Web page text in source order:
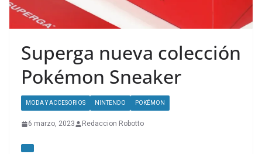
Superga nueva colección
Pokémon Sneaker
MODA Y ACCESORIOS NINTENDO POKÉMON
6 marzo, 2023 Redaccion Robotto